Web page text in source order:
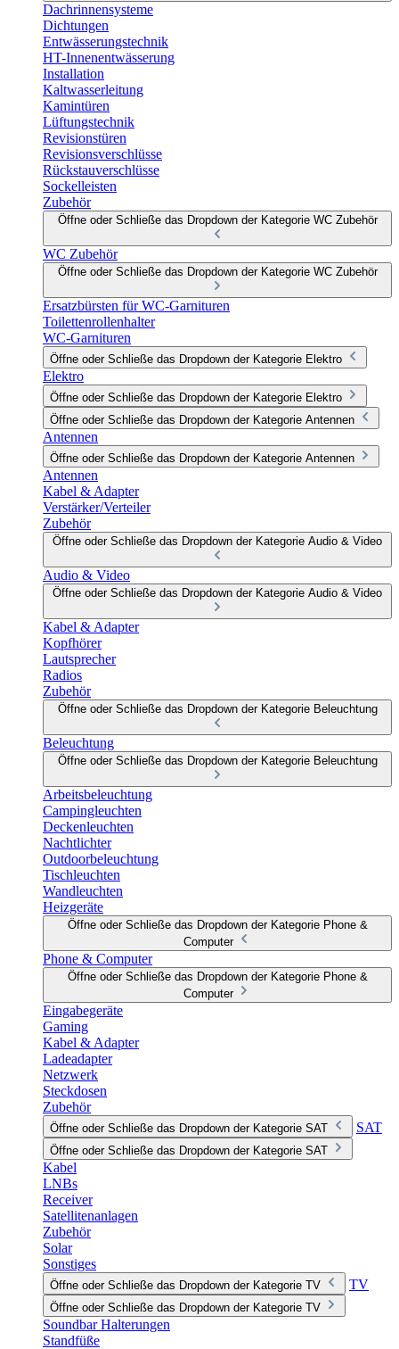
Dachrinnensysteme
Dichtungen
Entwässerungstechnik
HT-Innenentwässerung
Installation
Kaltwasserleitung
Kamintüren
Lüftungstechnik
Revisionstüren
Revisionsverschlüsse
Rückstauverschlüsse
Sockelleisten
Zubehör
Öffne oder Schließe das Dropdown der Kategorie WC Zubehör
WC Zubehör
Öffne oder Schließe das Dropdown der Kategorie WC Zubehör
Ersatzbürsten für WC-Garnituren
Toilettenrollenhalter
WC-Garnituren
Öffne oder Schließe das Dropdown der Kategorie Elektro
Elektro
Öffne oder Schließe das Dropdown der Kategorie Elektro
Öffne oder Schließe das Dropdown der Kategorie Antennen
Antennen
Öffne oder Schließe das Dropdown der Kategorie Antennen
Antennen
Kabel & Adapter
Verstärker/Verteiler
Zubehör
Öffne oder Schließe das Dropdown der Kategorie Audio & Video
Audio & Video
Öffne oder Schließe das Dropdown der Kategorie Audio & Video
Kabel & Adapter
Kopfhörer
Lautsprecher
Radios
Zubehör
Öffne oder Schließe das Dropdown der Kategorie Beleuchtung
Beleuchtung
Öffne oder Schließe das Dropdown der Kategorie Beleuchtung
Arbeitsbeleuchtung
Campingleuchten
Deckenleuchten
Nachtlichter
Outdoorbeleuchtung
Tischleuchten
Wandleuchten
Heizgeräte
Öffne oder Schließe das Dropdown der Kategorie Phone &
Computer
Phone & Computer
Öffne oder Schließe das Dropdown der Kategorie Phone &
Computer
Eingabegeräte
Gaming
Kabel & Adapter
Ladeadapter
Netzwerk
Steckdosen
Zubehör
Öffne oder Schließe das Dropdown der Kategorie SAT SAT
Öffne oder Schließe das Dropdown der Kategorie SAT
Kabel
LNBs
Receiver
Satellitenanlagen
Zubehör
Solar
Sonstiges
Öffne oder Schließe das Dropdown der Kategorie TV TV
Öffne oder Schließe das Dropdown der Kategorie TV
Soundbar Halterungen
Standfüße